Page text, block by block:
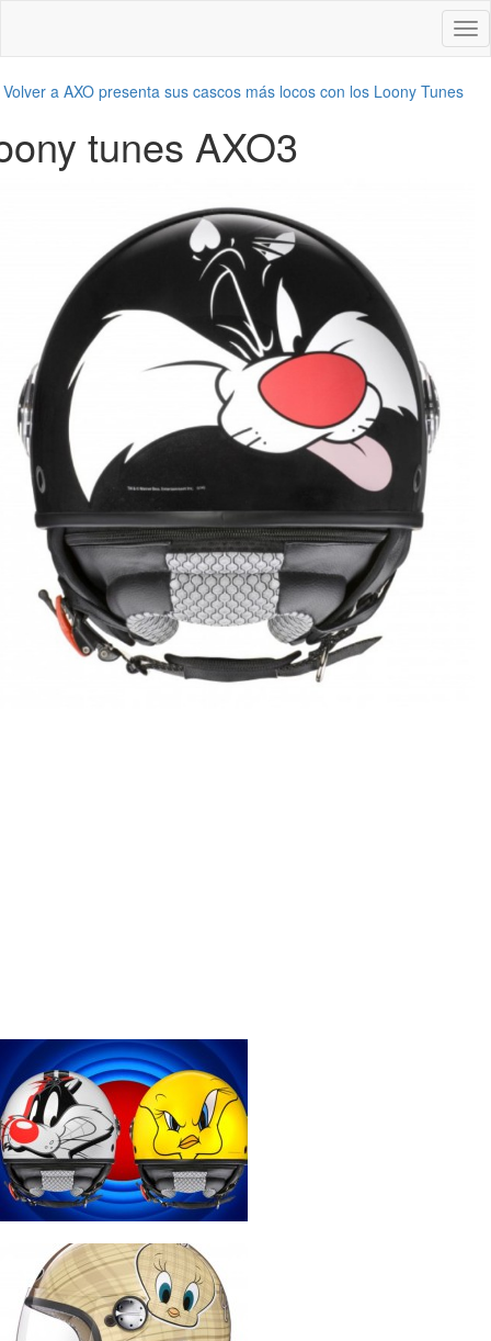
Volver a AXO presenta sus cascos más locos con los Loony Tunes
tunes AXO3